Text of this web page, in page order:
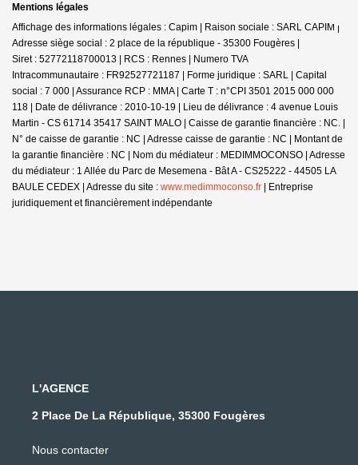
Mentions légales
Affichage des informations légales : Capim | Raison sociale : SARL CAPIM |
Adresse siège social : 2 place de la république - 35300 Fougères |
Siret : 52772118700013 | RCS : Rennes | Numero TVA
Intracommunautaire : FR92527721187 | Forme juridique : SARL | Capital
social : 7 000 | Assurance RCP : MMA | Carte T : n°CPI 3501 2015 000 000
118 | Date de délivrance : 2010-10-19 | Lieu de délivrance : 4 avenue Louis
Martin - CS 61714 35417 SAINT MALO | Caisse de garantie financière : NC. |
N° de caisse de garantie : NC | Adresse caisse de garantie : NC | Montant de
la garantie financière : NC | Nom du médiateur : MEDIMMOCONSO | Adresse
du médiateur : 1 Allée du Parc de Mesemena - Bât A - CS25222 - 44505 LA
BAULE CEDEX | Adresse du site : www.medimmoconso.fr | Entreprise
juridiquement et financièrement indépendante
L'AGENCE
2 Place De La République, 35300 Fougères
Nous contacter